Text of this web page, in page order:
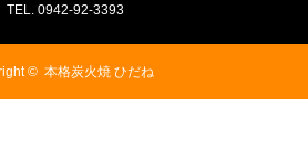
TEL. 0942-92-3393
© 本格炭火焼 ひだね